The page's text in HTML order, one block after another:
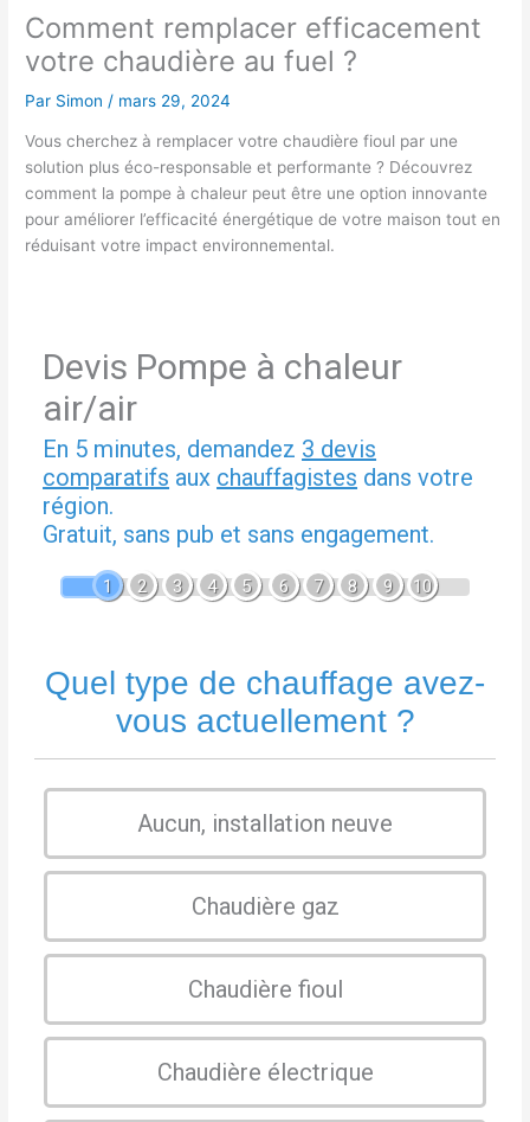
Comment remplacer efficacement
votre chaudière au fuel ?
Par Simon / mars 29, 2024
Vous cherchez à remplacer votre chaudière fioul par une
solution plus éco-responsable et performante ? Découvrez
comment la pompe à chaleur peut être une option innovante
pour améliorer l’efficacité énergétique de votre maison tout en
réduisant votre impact environnemental.
Devis Pompe à chaleur
air/air
En 5 minutes, demandez 3 devis
comparatifs aux chauffagistes dans votre
région.
Gratuit, sans pub et sans engagement.
1 2 3 4 5 6 7 8 9 10
Quel type de chauffage avez-
vous actuellement ?
Aucun, installation neuve
Chaudière gaz
Chaudière fioul
Chaudière électrique